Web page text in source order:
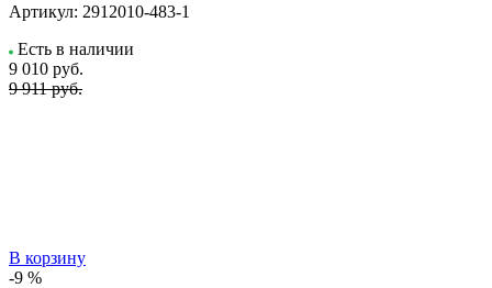
Артикул: 2912010-483-1
Есть в наличии
9 010 руб.
9 911 руб.
В корзину
-9 %